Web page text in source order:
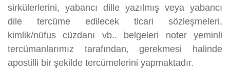
sirkülerlerini, yabancı dille yazılmış veya yabancı
dile tercüme edilecek ticari sözleşmeleri,
kimlik/nüfus cüzdanı vb.. belgeleri noter yeminli
tercümanlarımız tarafından, gerekmesi halinde
apostilli bir şekilde tercümelerini yapmaktadır.